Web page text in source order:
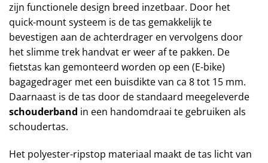
zijn functionele design breed inzetbaar. Door het
quick-mount systeem is de tas gemakkelijk te
bevestigen aan de achterdrager en vervolgens door
het slimme trek handvat er weer af te pakken. De
fietstas kan gemonteerd worden op een (E-bike)
bagagedrager met een buisdikte van ca 8 tot 15 mm.
Daarnaast is de tas door de standaard meegeleverde
schouderband in een handomdraai te gebruiken als
schoudertas.
Het polyester-ripstop materiaal maakt de tas licht van